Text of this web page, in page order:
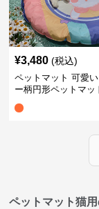
¥3,480 (税込)
ペットマット 可愛
ー柄円形ペットマッ
ペットマット猫